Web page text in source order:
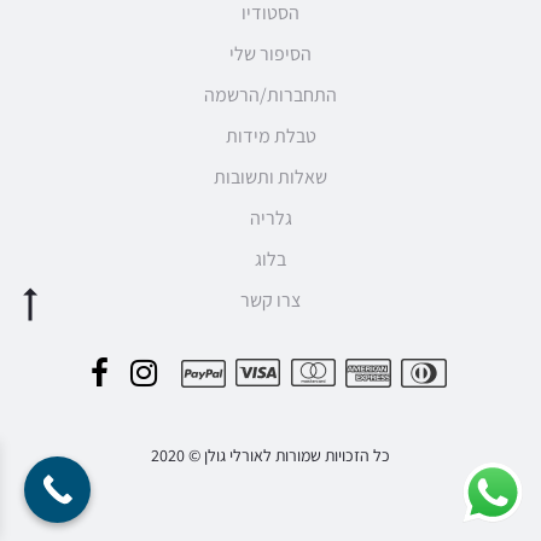
הסטודיו
הסיפור שלי
התחברות/הרשמה
טבלת מידות
שאלות ותשובות
גלריה
בלוג
צרו קשר
y
e
b
o
כל הזכויות שמורות לאורלי גולן © 2020